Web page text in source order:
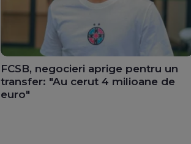
FCSB, negocieri aprige pentru un
transfer: "Au cerut 4 milioane de
euro"